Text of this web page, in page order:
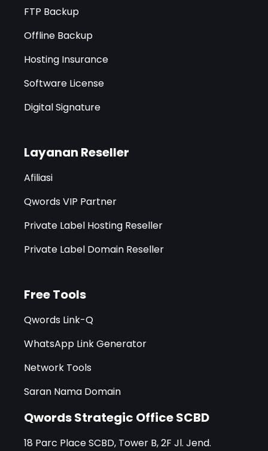
FTP Backup
Offline Backup
Hosting Insurance
Software License
Digital Signature
Layanan Reseller
Afiliasi
Qwords VIP Partner
Private Label Hosting Reseller
Private Label Domain Reseller
Free Tools
Qwords Link-Q
WhatsApp Link Generator
Network Tools
Saran Nama Domain
Qwords Strategic Office SCBD
18 Parc Place SCBD, Tower B, 2F Jl. Jend.